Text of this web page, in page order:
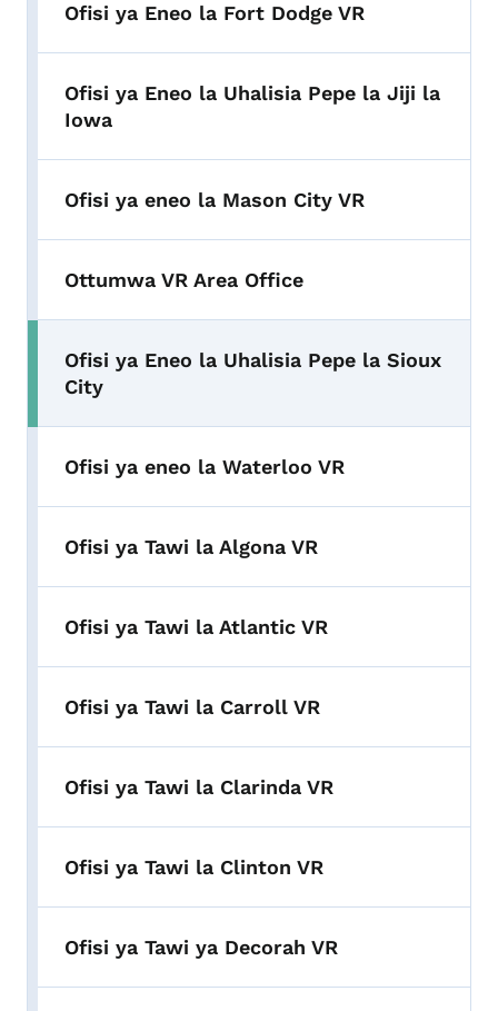
Ofisi ya Eneo la Fort Dodge VR
Ofisi ya Eneo la Uhalisia Pepe la Jiji la
Iowa
Ofisi ya eneo la Mason City VR
Ottumwa VR Area Office
Ofisi ya Eneo la Uhalisia Pepe la Sioux
City
Ofisi ya eneo la Waterloo VR
Ofisi ya Tawi la Algona VR
Ofisi ya Tawi la Atlantic VR
Ofisi ya Tawi la Carroll VR
Ofisi ya Tawi la Clarinda VR
Ofisi ya Tawi la Clinton VR
Ofisi ya Tawi ya Decorah VR